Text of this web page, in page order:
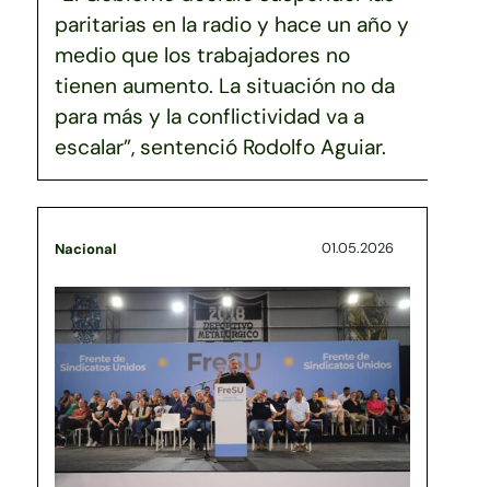
paritarias en la radio y hace un año y
medio que los trabajadores no
tienen aumento. La situación no da
para más y la conflictividad va a
escalar”, sentenció Rodolfo Aguiar.
Nacional 01.05.2026